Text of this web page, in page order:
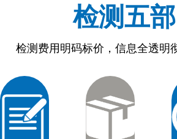
检测五
检测费用明码标价，信息全透明